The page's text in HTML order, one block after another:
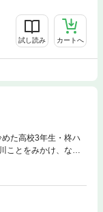
試し読み カートへ
た高校3年生・柊ハ
ことをみかけ、なぜ
――孤独に押しつぶさ
部活 「金魚倶楽部」
女を守ろうとするハ